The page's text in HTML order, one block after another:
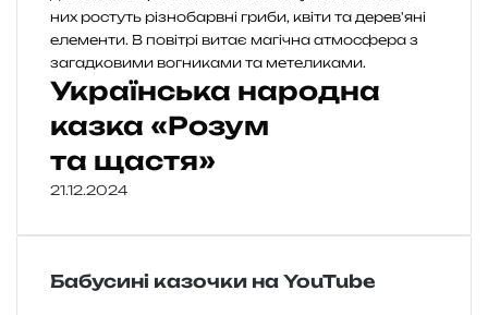
Українська народна
казка «Розум
та щастя»
21.12.2024
Бабусині казочки на YouTube